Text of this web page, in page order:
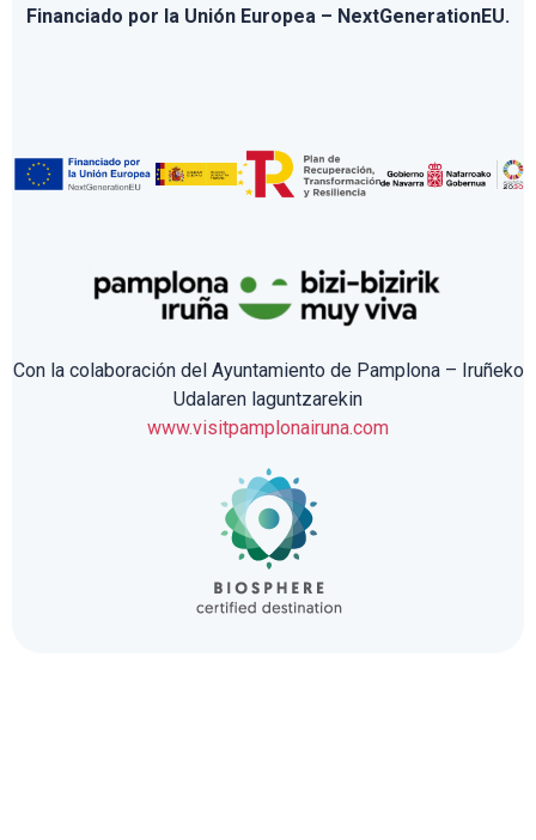
Financiado por la Unión Europea – NextGenerationEU.
Con la colaboración del Ayuntamiento de Pamplona – Iruñeko
Udalaren laguntzarekin
www.visitpamplonairuna.com